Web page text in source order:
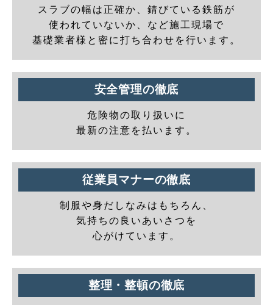
スラブの幅は正確か、錆びている鉄筋が
使われていないか、など施工現場で
基礎業者様と密に打ち合わせを行います。
安全管理の徹底
危険物の取り扱いに
最新の注意を払います。
従業員マナーの徹底
制服や身だしなみはもちろん、
気持ちの良いあいさつを
心がけています。
整理・整頓の徹底